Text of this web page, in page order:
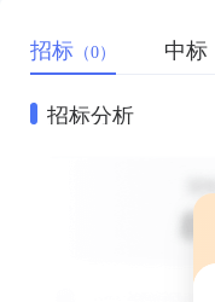
招标 （0） 中标
招标分析